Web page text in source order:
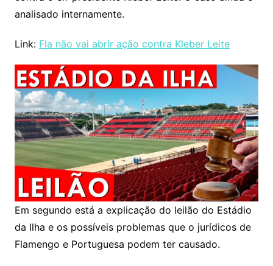
analisado internamente.
Link: Fla não vai abrir ação contra Kleber Leite
Em segundo está a explicação do leilão do Estádio
da Ilha e os possíveis problemas que o jurídicos de
Flamengo e Portuguesa podem ter causado.